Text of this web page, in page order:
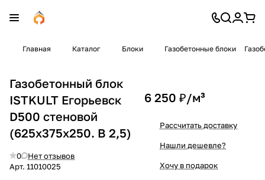
Главная Каталог Блоки Газобетонные блоки
Газобетонный блок
ISTKULT Егорьевск
D500 стеновой
(625x375x250. B 2,5)
0
Нет отзывов
Арт. 11010025
6 250 ₽/м³
Рассчитать доставку
Нашли дешевле?
Хочу в подарок